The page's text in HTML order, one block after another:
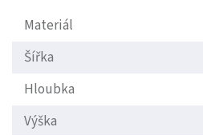
Materiál
Šířka
Hloubka
Výška